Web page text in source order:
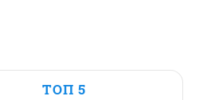
ТОП 5